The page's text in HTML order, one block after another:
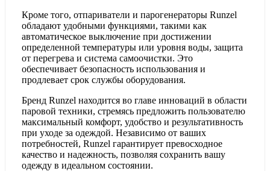
Кроме того, отпариватели и парогенераторы Runzel
обладают удобными функциями, такими как
автоматическое выключение при достижении
определенной температуры или уровня воды, защита
от перегрева и система самоочистки. Это
обеспечивает безопасность использования и
продлевает срок службы оборудования.
Бренд Runzel находится во главе инноваций в области
паровой техники, стремясь предложить пользователю
максимальный комфорт, удобство и результативность
при уходе за одеждой. Независимо от ваших
потребностей, Runzel гарантирует превосходное
качество и надежность, позволяя сохранить вашу
одежду в идеальном состоянии.